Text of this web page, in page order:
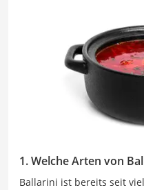
1. Welche Arten von
Ballarini ist bereits seit